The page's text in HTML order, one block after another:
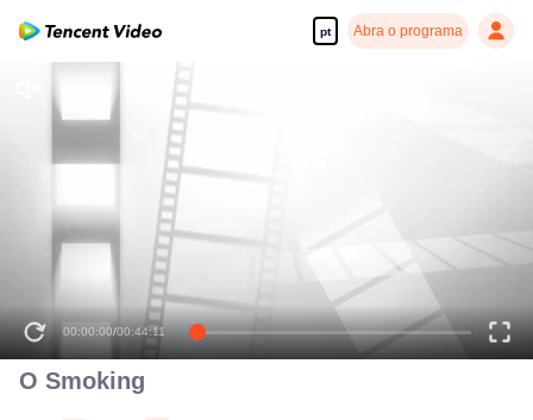
pt Abra o programa
00:00:00/00:44:11
O Smoking